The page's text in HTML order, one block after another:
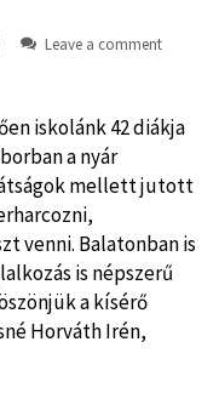
Leave a comment
iskolánk 42 diákja
a nyár
mellett jutott
venni. Balatonban is
is népszerű
a kísérő
Horváth Irén,